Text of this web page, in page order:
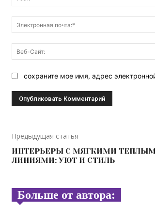
сохраните мое имя, адрес
Предыдущая статья
ИНТЕРЬЕРЫ С МЯГКИМИ
ЛИНИЯМИ: УЮТ И СТИЛЬ
Больше от автора: